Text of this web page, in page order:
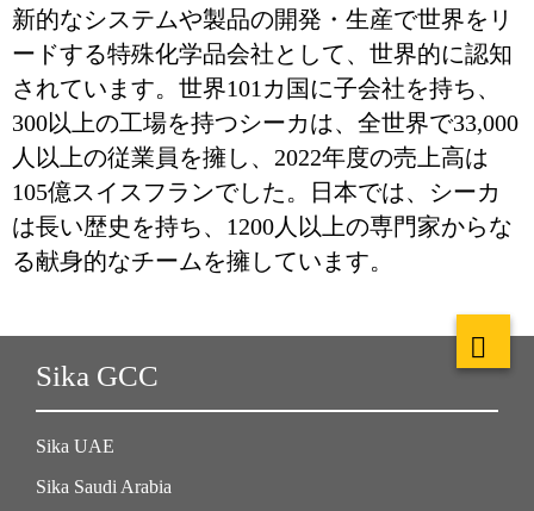
新的なシステムや製品の開発・生産で世界をリ
ードする特殊化学品会社として、世界的に認知
されています。世界101カ国に子会社を持ち、
300以上の工場を持つシーカは、全世界で33,000
人以上の従業員を擁し、2022年度の売上高は
105億スイスフランでした。日本では、シーカ
は長い歴史を持ち、1200人以上の専門家からな
る献身的なチームを擁しています。
Sika GCC
Sika UAE
Sika Saudi Arabia